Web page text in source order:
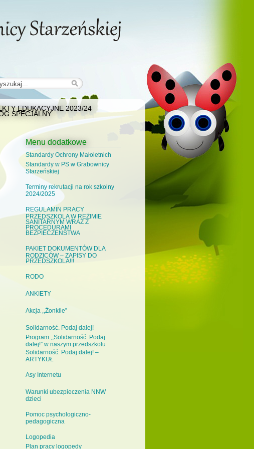
EDUKACYJNE 2023/24
SPECJALNY
Menu dodatkowe
Standardy Ochrony Małoletnich
Standardy w PS w Grabownicy
Starzeńskiej
Terminy rekrutacji na rok szkolny
2024/2025
REGULAMIN PRACY
PRZEDSZKOLA W REŻIMIE
SANITARNYM WRAZ Z
PROCEDURAMI
BEZPIECZEŃSTWA
PAKIET DOKUMENTÓW DLA
RODZICÓW – ZAPISY DO
PRZEDSZKOLA!!!
RODO
ANKIETY
Akcja ,,Żonkile”
Solidarność. Podaj dalej!
Program ,,Solidarność. Podaj
dalej!” w naszym przedszkolu
Solidarność. Podaj dalej! –
ARTYKUŁ
Asy Internetu
Warunki ubezpieczenia NNW
dzieci
Pomoc psychologiczno-
pedagogiczna
Logopedia
Plan pracy logopedy